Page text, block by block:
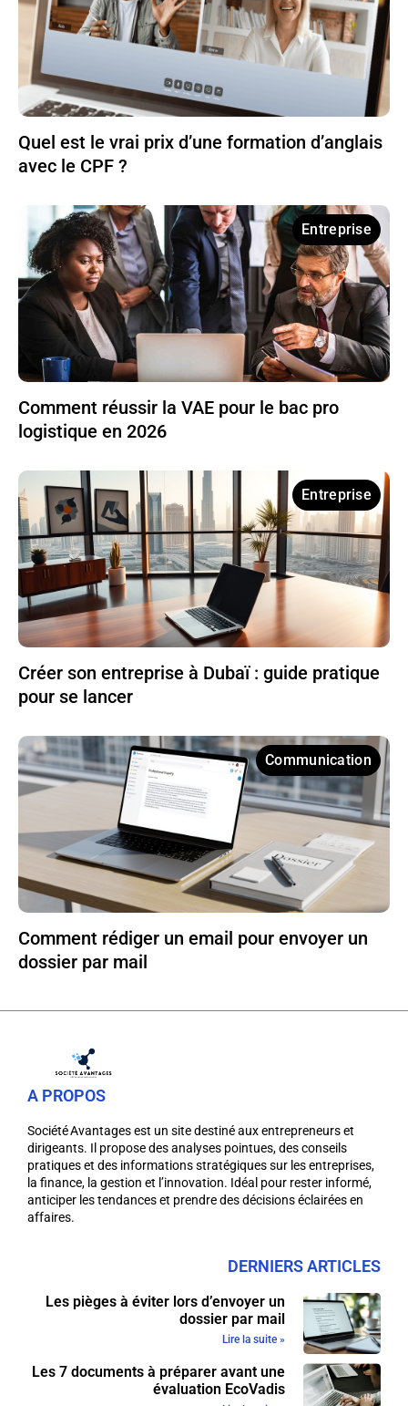
Quel est le vrai prix d’une formation d’anglais
avec le CPF ?
Entreprise
Comment réussir la VAE pour le bac pro
logistique en 2026
Entreprise
Créer son entreprise à Dubaï : guide pratique
pour se lancer
Communication
Comment rédiger un email pour envoyer un
dossier par mail
A PROPOS
Société Avantages est un site destiné aux entrepreneurs et
dirigeants. Il propose des analyses pointues, des conseils
pratiques et des informations stratégiques sur les entreprises,
la finance, la gestion et l’innovation. Idéal pour rester informé,
anticiper les tendances et prendre des décisions éclairées en
affaires.
DERNIERS ARTICLES
Les pièges à éviter lors d’envoyer un
dossier par mail
Lire la suite »
Les 7 documents à préparer avant une
évaluation EcoVadis